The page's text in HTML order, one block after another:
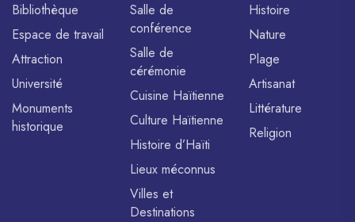
Bibliothèque
Espace de travail
Attraction
Université
Monuments
historique
Salle de
conférence
Salle de
cérémonie
Cuisine Haïtienne
Culture Haïtienne
Histoire d’Haïti
Lieux méconnus
Villes et
Destinations
Histoire
Nature
Plage
Artisanat
Littérature
Religion